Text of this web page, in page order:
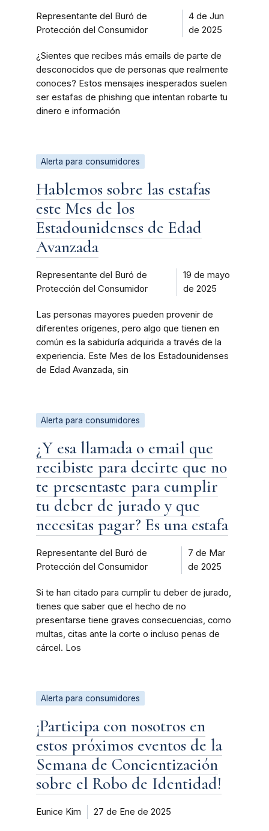
Representante del Buró de
Protección del Consumidor
4 de Jun
de 2025
¿Sientes que recibes más emails de parte de
desconocidos que de personas que realmente
conoces? Estos mensajes inesperados suelen
ser estafas de phishing que intentan robarte tu
dinero e información
Alerta para consumidores
Hablemos sobre las estafas
este Mes de los
Estadounidenses de Edad
Avanzada
Representante del Buró de
Protección del Consumidor
19 de mayo
de 2025
Las personas mayores pueden provenir de
diferentes orígenes, pero algo que tienen en
común es la sabiduría adquirida a través de la
experiencia. Este Mes de los Estadounidenses
de Edad Avanzada, sin
Alerta para consumidores
¿Y esa llamada o email que
recibiste para decirte que no
te presentaste para cumplir
tu deber de jurado y que
necesitas pagar? Es una estafa
Representante del Buró de
Protección del Consumidor
7 de Mar
de 2025
Si te han citado para cumplir tu deber de jurado,
tienes que saber que el hecho de no
presentarse tiene graves consecuencias, como
multas, citas ante la corte o incluso penas de
cárcel. Los
Alerta para consumidores
¡Participa con nosotros en
estos próximos eventos de la
Semana de Concientización
sobre el Robo de Identidad!
Eunice Kim 27 de Ene de 2025